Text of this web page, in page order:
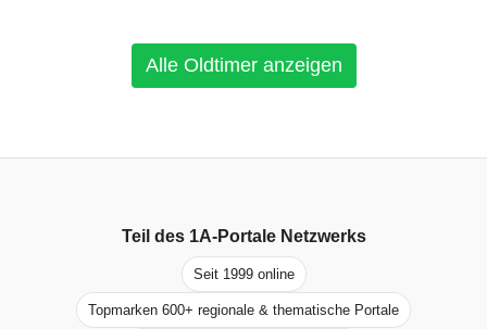
Alle Oldtimer anzeigen
Teil des 1A-PortaleNetzwerks
Seit 1999 online
Topmarken 600+ regionale & thematische Portale